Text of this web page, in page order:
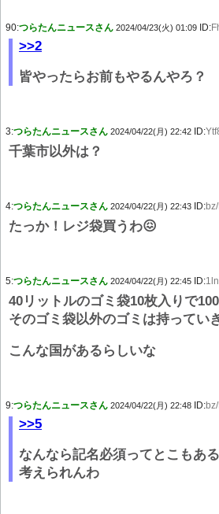
90:つらたんニュースさん 2024/04/23(火) 01:09 ID:
>>2
皆やったらお前もやるんやろ？
3:つらたんニュースさん 2024/04/22(月) 22:42 ID:
千葉市以外は？
4:つらたんニュースさん 2024/04/22(月) 22:43 ID:
たっか！レジ袋買うわ😖
5:つらたんニュースさん 2024/04/22(月) 22:45 ID:
40リットルのゴミ袋10枚入りで
そのゴミ袋以外のゴミは持ってい
こんな国があるらしいな
9:つらたんニュースさん 2024/04/22(月) 22:48 ID:
>>5
なんなら記名必須ってとこもあ
考えられんわ